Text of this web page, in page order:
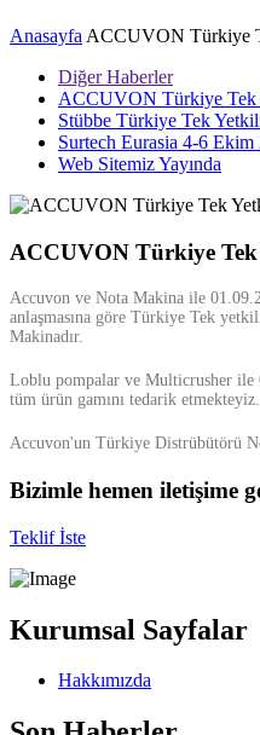
AnasayfaACCUVON Türkiye
Diğer Haberler
ACCUVON Türkiye Tek
Stübbe Türkiye Tek
Surtech Eurasia 4-6 Ekim
Web Sitemiz Yayında
ACCUVON Türkiye
Accuvon ve Nota Makina ile
anlaşmasına göre Türkiye Tek
Makinadır.
Loblu pompalar ve Multicrusher ile
tüm ürün gamını tedarik etmekteyiz.
Accuvon'un Türkiye Distrübütörü
Bizimle hemen iletişime
Teklif İste
Kurumsal Sayfalar
Hakkımızda